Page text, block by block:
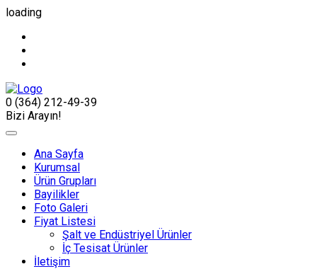
loading
0 (364) 212-49-39
Bizi Arayın!
Ana Sayfa
Kurumsal
Ürün Grupları
Bayilikler
Foto Galeri
Fiyat Listesi
Şalt ve Endüstriyel Ürünler
İç Tesisat Ürünler
İletişim